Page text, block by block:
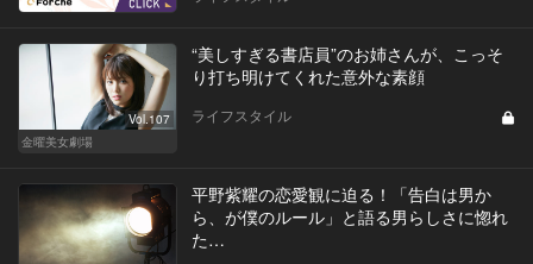
Vol.107
金曜美女劇場
“美しすぎる書店員”のお姉さんが、こっそ
り打ち明けてくれた意外な素顔
ライフスタイル
平野紫耀の恋愛観に迫る！「告白は男か
ら、が僕のルール」と語る男らしさに惚れ
た…